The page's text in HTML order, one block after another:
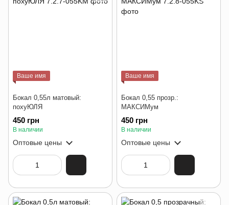
Ваше имя
Бокал 0,55л матовый:
похуЮЛЯ
450 грн
В наличии
Оптовые цены
Ваше имя
Бокал 0,55 прозр.:
МАКСИМум
450 грн
В наличии
Оптовые цены